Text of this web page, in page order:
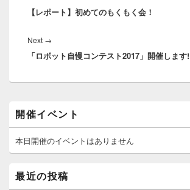
ナ
ゲ
ー
シ
post:
【レポート】初めてのもくもく会！
Next →
post:
「ロボット自慢コンテスト2017」開催します!
メ
イ
ン
サ
イ
バ
ー
開催イベント
本日開催のイベントはありません
最近の投稿